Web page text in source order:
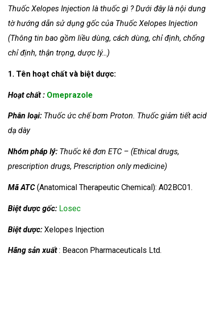
Thuốc Xelopes Injection là thuốc gì ? Dưới đây là nội dung
tờ hướng dẫn sử dụng gốc của Thuốc Xelopes Injection
(Thông tin bao gồm liều dùng, cách dùng, chỉ định, chống
chỉ định, thận trọng, dược lý…)
1. Tên hoạt chất và biệt dược:
Hoạt chất : Omeprazole
Phân loại: Thuốc ức chế bơm Proton. Thuốc giảm tiết acid
dạ dày
Nhóm pháp lý: Thuốc kê đơn ETC – (Ethical drugs,
prescription drugs, Prescription only medicine)
Mã ATC(Anatomical Therapeutic Chemical): A02BC01.
Biệt dược gốc: Losec
Biệt dược: Xelopes Injection
Hãng sản xuất: Beacon Pharmaceuticals Ltd.